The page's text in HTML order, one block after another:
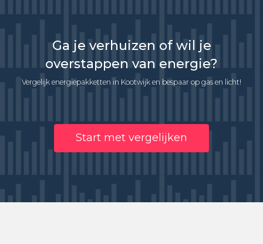
Ga je verhuizen of wil je
overstappen van energie?
Vergelijk energiepakketten in Kootwijk en bespaar op gas en licht!
Start met vergelijken